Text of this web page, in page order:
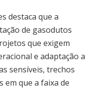
destaca que a
de gasodutos
que exigem
e adaptação a
sensíveis, trechos
em que a faixa de